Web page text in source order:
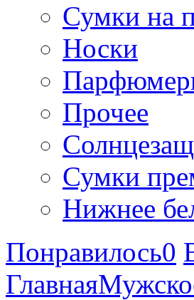
Сумки на
Носки
Прочее
Сумки
Нижнее
Понравилось0
Главная